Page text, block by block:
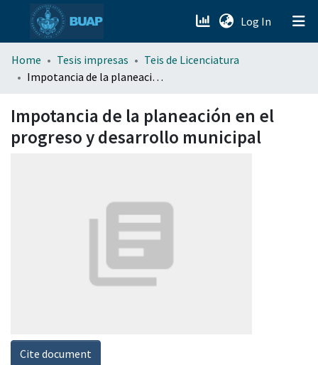
Log In (current)
menu.section.about_menu
Home Tesis impresas
Teis de Licenciatura
Impotancia de la planeación en el progreso y desarrollo municipal
Impotancia de la planeación en el
progreso y desarrollo municipal
Cite document